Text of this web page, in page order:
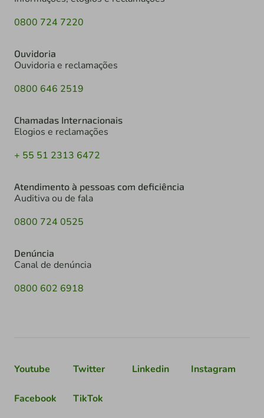
0800 724 7220
Ouvidoria
Ouvidoria e reclamações
0800 646 2519
Chamadas Internacionais
Elogios e reclamações
+ 55 51 2313 6472
Atendimento à pessoas com deficiência
Auditiva ou de fala
0800 724 0525
Denúncia
Canal de denúncia
0800 602 6918
Youtube Twitter Linkedin Instagram
Facebook TikTok